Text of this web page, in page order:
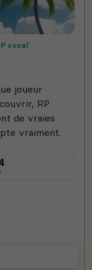
vocal
joueur
RP
de vraies
vraiment.